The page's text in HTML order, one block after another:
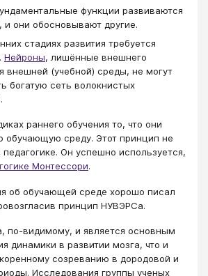
функции развиваются
и они обосновывают другие.
стадиях развития требуется
Нейроны, лишённые внешнего
внешней (учебной) среды, не могут
богатую сеть волокнистых
раннего обучения то, что они
обучающую среду. Этот принцип не
Он успешно используется,
Монтессори.
об обучающей среде хорошо писал
принцип НУВЭРСа.
по-видимому, и является основным
динамики в развитии мозга, что и
созреванию в дородовой и
Исследования группы ученых